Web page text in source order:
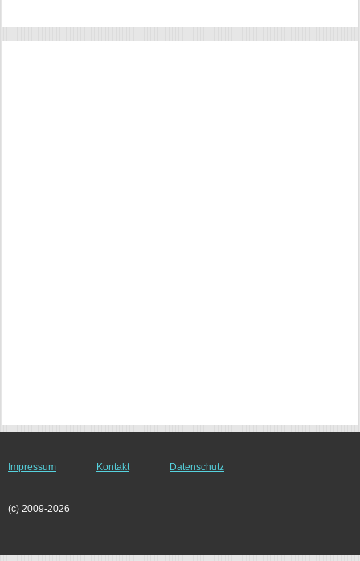
Impressum Kontakt Datenschutz
(c) 2009-2026